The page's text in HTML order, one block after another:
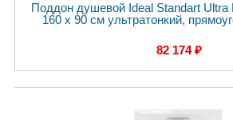
Поддон душевой Ideal Standart Ultra
160 x 90 см ультратонкий,
82 174 ₽